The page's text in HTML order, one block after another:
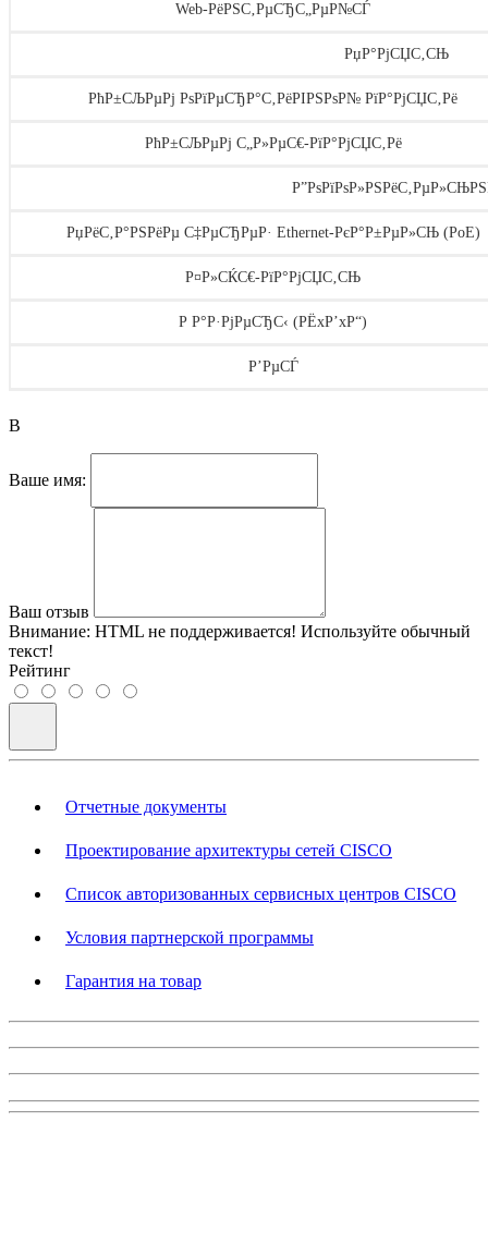
Web-РёРЅС‚РµСЂС„РµР№СЃ
РџР°РјСЏС‚СЊ
РћР±СЉРµРј РѕРїРµСЂР°С‚РёРІРЅРѕР№ РїР°РјСЏС‚Рё
РћР±СЉРµРј С„Р»РµС€-РїР°РјСЏС‚Рё
РџРёС‚Р°РЅРёРµ С‡РµСЂРµР· Ethernet-РєР°Р±РµР»СЊ (PoE)
Р¤Р»СЌС€-РїР°РјСЏС‚СЊ
Р Р°Р·РјРµСЂС‹ (РЁxР’xР“)
Р’РµСЃ
В
Ваше имя:
Ваш отзыв
Внимание: HTML не поддерживается! Используйте обычный
текст!
Рейтинг
Отчетные документы
Проектирование архитектуры сетей CISCO
Список авторизованных сервисных центров CISCO
Условия партнерской программы
Гарантия на товар